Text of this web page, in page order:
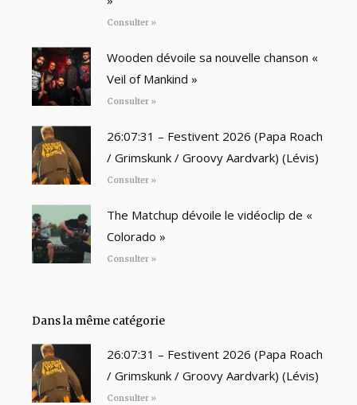
Consulter »
Wooden dévoile sa nouvelle chanson «
Veil of Mankind »
Consulter »
26:07:31 – Festivent 2026 (Papa Roach
/ Grimskunk / Groovy Aardvark) (Lévis)
Consulter »
The Matchup dévoile le vidéoclip de «
Colorado »
Consulter »
Dans la même catégorie
26:07:31 – Festivent 2026 (Papa Roach
/ Grimskunk / Groovy Aardvark) (Lévis)
Consulter »